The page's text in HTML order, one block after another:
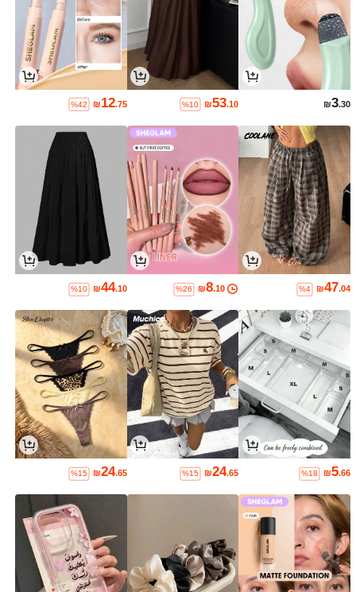
₪3.30
₪53.10
%10
₪12.75
%42
₪47.04
%4
₪8.10
%26
₪44.10
%10
₪5.66
%18
₪24.65
%15
₪24.65
%15